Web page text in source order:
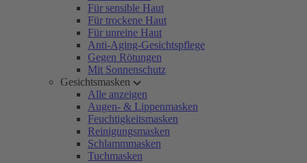
Für sensible Haut
Für trockene Haut
Für unreine Haut
Anti-Aging-Gesichtspflege
Gegen Rötungen
Mit Sonnenschutz
Gesichtsmasken
Alle anzeigen
Augen- & Lippenmasken
Feuchtigkeitsmasken
Reinigungsmasken
Schlammmasken
Tuchmasken